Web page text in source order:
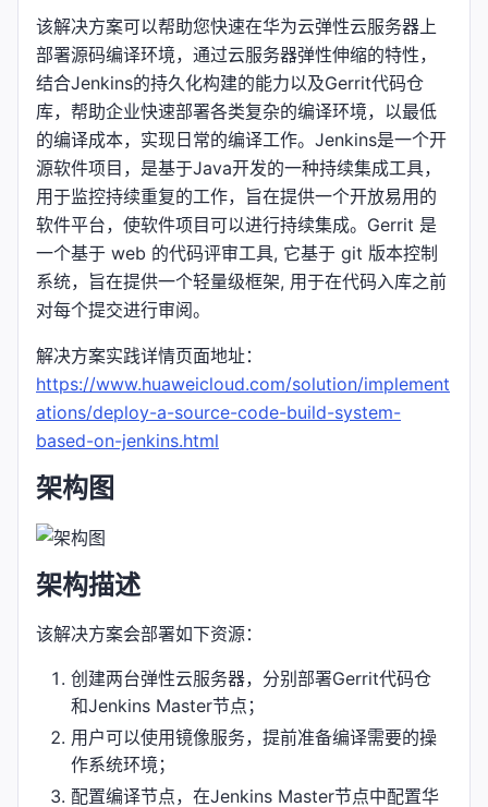
该解决方案可以帮助您快速在华为云弹性云服务器上
部署源码编译环境，通过云服务器弹性伸缩的特性，
结合Jenkins的持久化构建的能力以及Gerrit代码仓
库，帮助企业快速部署各类复杂的编译环境，以最低
的编译成本，实现日常的编译工作。Jenkins是一个开
源软件项目，是基于Java开发的一种持续集成工具，
用于监控持续重复的工作，旨在提供一个开放易用的
软件平台，使软件项目可以进行持续集成。Gerrit 是
一个基于 web 的代码评审工具, 它基于 git 版本控制
系统，旨在提供一个轻量级框架, 用于在代码入库之前
对每个提交进行审阅。
解决方案实践详情页面地址：
https://www.huaweicloud.com/solution/implement
ations/deploy-a-source-code-build-system-
based-on-jenkins.html
架构图
架构描述
该解决方案会部署如下资源：
创建两台弹性云服务器，分别部署Gerrit代码仓
和Jenkins Master节点；
用户可以使用镜像服务，提前准备编译需要的操
作系统环境；
配置编译节点，在Jenkins Master节点中配置华